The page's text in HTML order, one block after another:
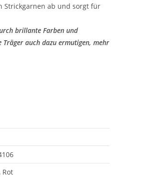
Strickgarnen ab und sorgt für
brillante Farben und
auch dazu ermutigen, mehr
Rot